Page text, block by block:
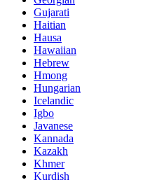
Gujarati
Haitian
Hausa
Hawaiian
Hebrew
Hmong
Hungarian
Icelandic
Igbo
Javanese
Kannada
Kazakh
Khmer
Kurdish